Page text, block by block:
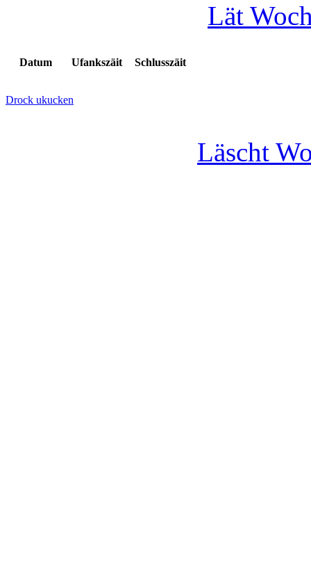
Lät
Datum Ufankszäit Schlusszäit
Drock ukucken
Läscht